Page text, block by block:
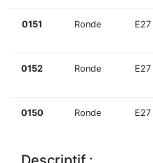
0151 Ronde E27
0152 Ronde E27
0150 Ronde E27